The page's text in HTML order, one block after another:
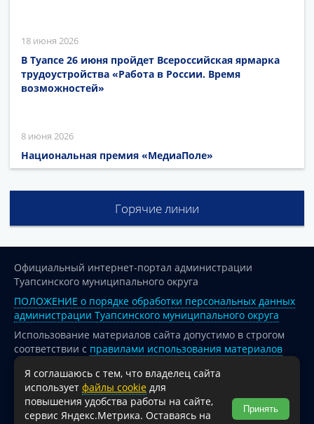
18 июня 2026
В Туапсе 26 июня пройдет Всероссийская ярмарка
трудоустройства «Работа в России. Время
возможностей»
8 июня 2026
Национальная премия «МедиаПоле»
Горячие линии
Официальный интернет-портал администрации
Туапсинского муниципального округа
ПОЛОЖЕНИЕ о порядке обработки персональных данных
администрации Туапсинского муниципального округа
Использование материалов сайта допустимо в строгом
соответствии с правилами использования материалов
опубликованных на сайте
При перепечатке и использовании информации ссылка
на источник обязательна.
Для сайтов и страниц сети Интернет обязательна
Я соглашаюсь с тем, что владелец сайта
использует файлы cookie для
повышения удобства работы на сайте,
сервис Яндекс.Метрика. Оставаясь на
Принять